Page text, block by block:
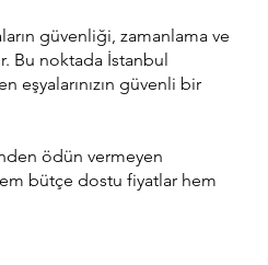
güvenliği, zamanlama ve
Bu noktada İstanbul
eşyalarınızın güvenli bir
ödün vermeyen
bütçe dostu fiyatlar hem